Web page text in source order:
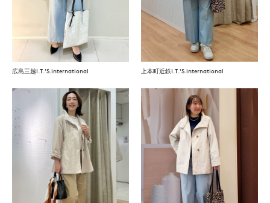
広島三越I.T.'S.international 上本町近鉄I.T.'S.international